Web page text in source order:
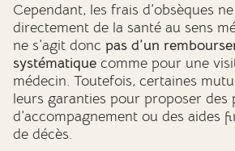
Cependant, les frais d’obsèques
directement de la santé au sens
ne s’agit donc pas d’un
systématique comme pour une
médecin. Toutefois, certaines
leurs garanties pour proposer des
d’accompagnement ou des aides
de décès.